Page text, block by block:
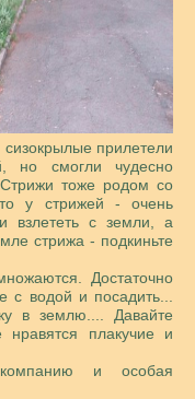
прилетели
но смогли чудесно
Стрижи тоже родом со
у стрижей - очень
взлететь с земли, а
стрижа - подкиньте
Достаточно
с водой и посадить...
в землю.... Давайте
плакучие и
и особая